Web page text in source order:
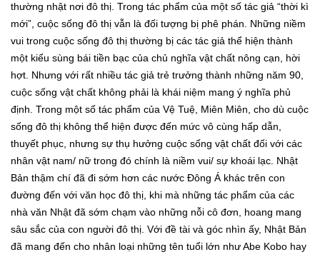
thường nhật nơi đô thị. Trong tác phẩm của một số tác giả “thời kì
mới”, cuộc sống đô thị vẫn là đối tượng bị phê phán. Những niềm
vui trong cuộc sống đô thị thường bị các tác giả thể hiện thành
một kiểu sùng bái tiền bạc của chủ nghĩa vật chất nông cạn, hời
hợt. Nhưng với rất nhiều tác giả trẻ trưởng thành những năm 90,
cuộc sống vật chất không phải là khái niệm mang ý nghĩa phủ
định. Trong một số tác phẩm của Vệ Tuệ, Miên Miên, cho dù cuộc
sống đô thị không thể hiện được đến mức vô cùng hấp dẫn,
thuyết phục, nhưng sự thụ hưởng cuộc sống vật chất đối với các
nhân vật nam/ nữ trong đó chính là niềm vui/ sự khoái lạc. Nhật
Bản thậm chí đã đi sớm hơn các nước Đông Á khác trên con
đường đến với văn học đô thị, khi mà những tác phẩm của các
nhà văn Nhật đã sớm chạm vào những nỗi cô đơn, hoang mang
sâu sắc của con người đô thị. Với đề tài và góc nhìn ấy, Nhật Bản
đã mang đến cho nhân loại những tên tuổi lớn như Abe Kobo hay